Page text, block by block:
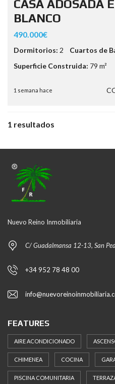
CASA ADOSADA
BLANCO
490.000€
Dormitorios: 2 Cuartos de
Superficie Construida: 79 m²
1 semana hace
1 resultados
Nuevo Reino Inmobiliaria
C/ Guadalmansa 12-13, San
+34 952 78 48 00
FEATURES
AIRE ACONDICIONADO
CHIMENEA COCINA
PISCINA COMUNITARIA